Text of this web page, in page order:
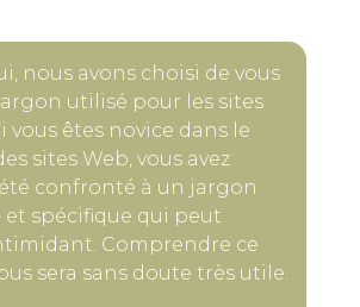
nous avons choisi de vous
utilisé pour les sites
vous êtes novice dans le
sites Web, vous avez
confronté à un jargon
spécifique qui peut
Comprendre ce
sera sans doute très utile.